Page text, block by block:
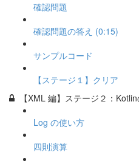
確認問題
確認問題の答え (0:15)
サンプルコード
【ステージ１】クリア
【XML 編】ステージ２：
Log の使い方
四則演算